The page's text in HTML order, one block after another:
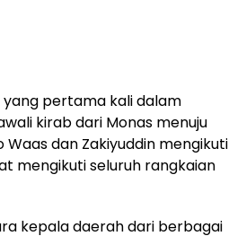
pertama kali dalam
kirab dari Monas menuju
Waas dan Zakiyuddin mengikuti
mengikuti seluruh rangkaian
kepala daerah dari berbagai